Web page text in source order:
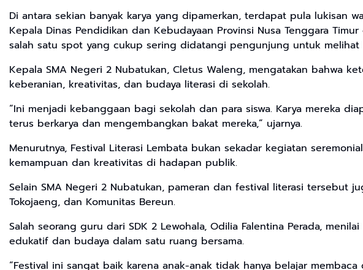
Di antara sekian banyak karya yang dipamerkan, terdapat pula lukisan
Kepala Dinas Pendidikan dan Kebudayaan Provinsi Nusa Tenggara
salah satu spot yang cukup sering didatangi pengunjung untuk melihat
Kepala SMA Negeri 2 Nubatukan, Cletus Waleng, mengatakan bahwa
keberanian, kreativitas, dan budaya literasi di sekolah.
“Ini menjadi kebanggaan bagi sekolah dan para siswa. Karya mereka
terus berkarya dan mengembangkan bakat mereka,” ujarnya.
Menurutnya, Festival Literasi Lembata bukan sekadar kegiatan
kemampuan dan kreativitas di hadapan publik.
Selain SMA Negeri 2 Nubatukan, pameran dan festival literasi tersebut
Tokojaeng, dan Komunitas Bereun.
Salah seorang guru dari SDK 2 Lewohala, Odilia Falentina Perada,
edukatif dan budaya dalam satu ruang bersama.
“Festival ini sangat baik karena anak-anak tidak hanya belajar